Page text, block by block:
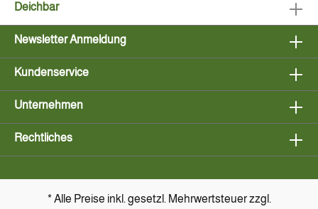
Deichbar
Newsletter Anmeldung
Kundenservice
Unternehmen
Rechtliches
* Alle Preise inkl. gesetzl. Mehrwertsteuer zzgl.